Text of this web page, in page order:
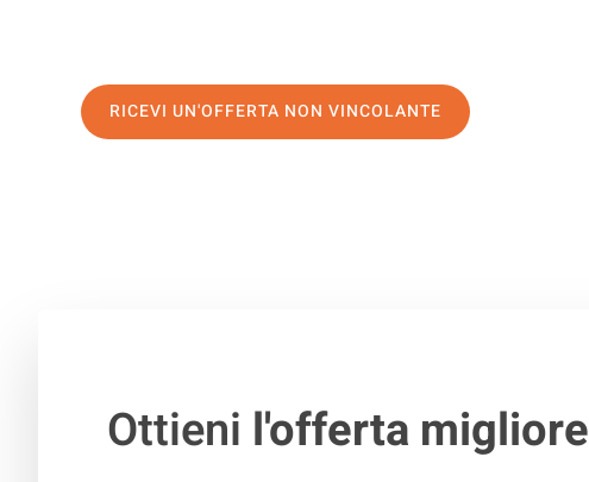
RICEVI UN'OFFERTA NON VINCOLANTE
Ottieni l'offerta migliore